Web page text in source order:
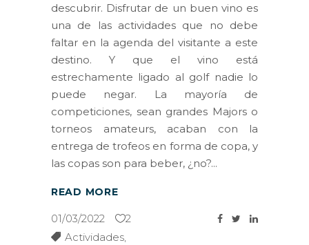
descubrir. Disfrutar de un buen vino es
una de las actividades que no debe
faltar en la agenda del visitante a este
destino. Y que el vino está
estrechamente ligado al golf nadie lo
puede negar. La mayoría de
competiciones, sean grandes Majors o
torneos amateurs, acaban con la
entrega de trofeos en forma de copa, y
las copas son para beber, ¿no?
READ MORE
01/03/2022
2
Actividades,